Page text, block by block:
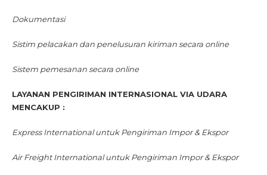
Dokumentasi
Sistim pelacakan dan penelusuran kiriman secara online
Sistem pemesanan secara online
LAYANAN PENGIRIMAN INTERNASIONAL VIA UDARA
MENCAKUP :
Express International untuk Pengiriman Impor & Ekspor
Air Freight International untuk Pengiriman Impor & Ekspor